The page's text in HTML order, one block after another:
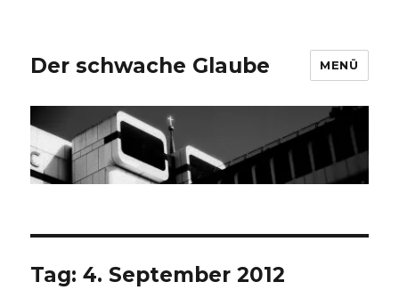
Der schwache Glaube MENÜ
Tag:4. September 2012